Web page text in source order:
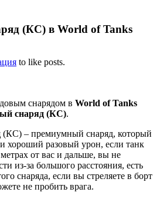
(КС) в World of Tanks
to like posts.
снарядом в World of Tanks
снаряд (КС).
(КС) – премиумный снаряд, который
хороший разовый урон, если танк
от вас и дальше, вы не
из-за большого расстояния, есть
снаряда, если вы стреляете в борт
не пробить врага.